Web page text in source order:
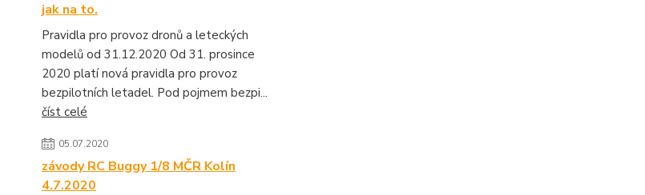
jak na to.
Pravidla pro provoz dronů a leteckých
modelů od 31.12.2020 Od 31. prosince
2020 platí nová pravidla pro provoz
bezpilotních letadel. Pod pojmem bezpi...
číst celé
05.07.2020
závody RC Buggy 1/8 MČR Kolín
4.7.2020